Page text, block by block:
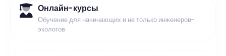
Онлайн-курсы
Обучение для начинающих и не только инженеров-
экологов